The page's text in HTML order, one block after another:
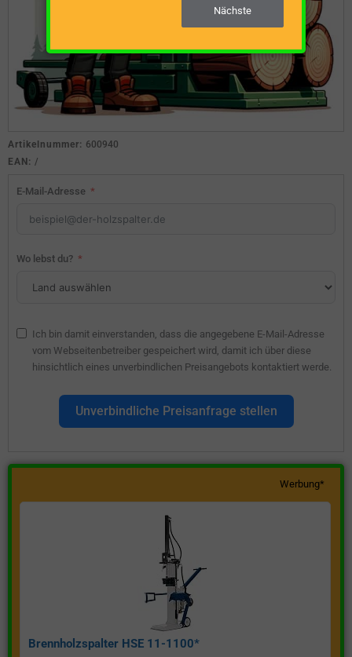
Artikelnummer: 600940
EAN: /
E-Mail-Adresse
Wo lebst du?
Ich bin damit einverstanden, dass die angegebene E-Mail-Adresse
vom Webseitenbetreiber gespeichert wird, damit ich über diese
hinsichtlich eines unverbindlichen Preisangebots kontaktiert werde.
Unverbindliche Preisanfrage stellen
Werbung*
Brennholzspalter HSE 11-1100*
Nächste